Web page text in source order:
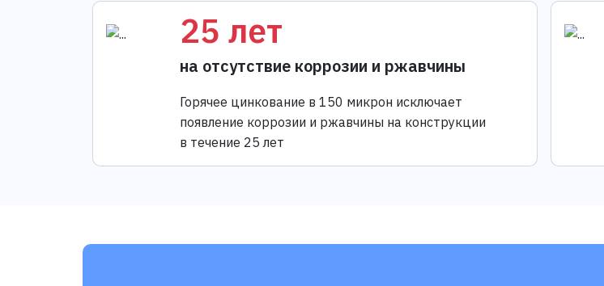
25 лет
на отсутствие коррозии и ржавчины
Горячее цинкование в 150 микрон исключает
появление коррозии и ржавчины на конструкции
в течение 25 лет